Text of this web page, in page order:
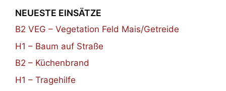
NEUESTE EINSÄTZE
B2 VEG – Vegetation Feld Mais/Getreide
H1 – Baum auf Straße
B2 – Küchenbrand
H1 – Tragehilfe